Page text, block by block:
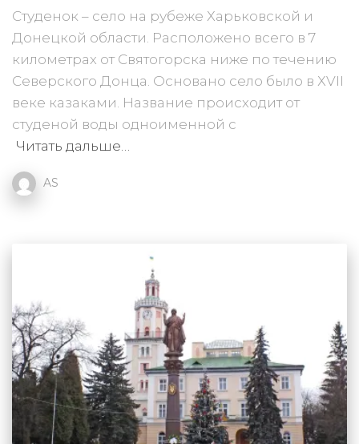
Студенок – село на рубеже Харьковской и
Донецкой области. Расположено всего в 7
километрах от Святогорска ниже по течению
Северского Донца. Основано село было в ХVII
веке казаками. Название происходит от
студеной воды одноименной с
Читать дальше…
AS